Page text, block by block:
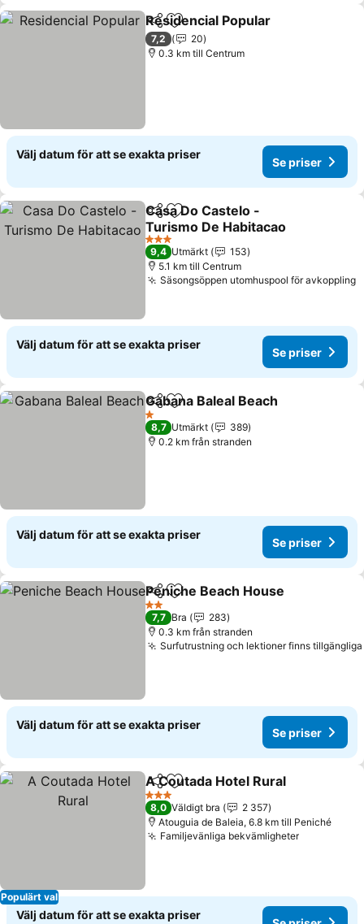
Dela Lägg till i Mina Favoriter
Residencial Popular
7,2
20
0.3 km till Centrum
Välj datum för att se exakta priser
Se priser
Dela Lägg till i Mina Favoriter
Casa Do Castelo -
Turismo De Habitacao
3 Stjärnor
9,4 Utmärkt
153
5.1 km till Centrum
Säsongsöppen utomhuspool för avkoppling
Välj datum för att se exakta priser
Se priser
Dela Lägg till i Mina Favoriter
Gabana Baleal Beach
1 Stjärnor
8,7 Utmärkt
389
0.2 km från stranden
Välj datum för att se exakta priser
Se priser
Dela Lägg till i Mina Favoriter
Peniche Beach House
2 Stjärnor
7,7 Bra
283
0.3 km från stranden
Surfutrustning och lektioner finns tillgängliga
Välj datum för att se exakta priser
Se priser
Populärt val
Dela Lägg till i Mina Favoriter
A Coutada Hotel Rural
3 Stjärnor
8,0 Väldigt bra
2 357
Atouguia de Baleia, 6.8 km till Peniché
Familjevänliga bekvämligheter
Välj datum för att se exakta priser